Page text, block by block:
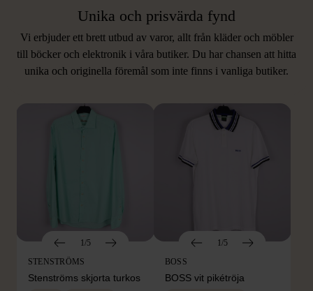
Unika och prisvärda fynd
Vi erbjuder ett brett utbud av varor, allt från kläder och möbler
till böcker och elektronik i våra butiker. Du har chansen att hitta
unika och originella föremål som inte finns i vanliga butiker.
LIKNANDE PRODUKTER
Hitta produkter som påminner om denna
1/5
STENSTRÖMS
Stenströms skjorta turkos
1/5
BOSS
BOSS vit pikétröja